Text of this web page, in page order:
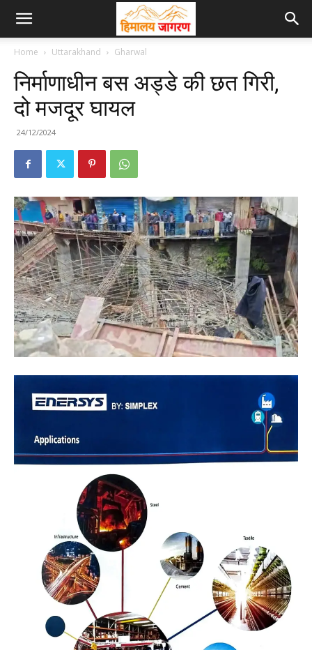
Home Uttarakhand Gharwal
निर्माणाधीन बस अड्डे की छत गिरी,
दो मजदूर घायल
24/12/2024